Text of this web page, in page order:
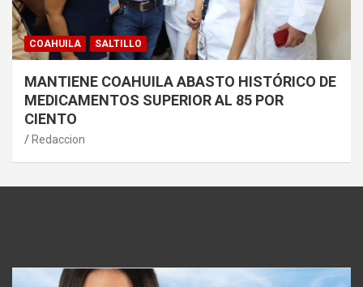
COAHUILA SALTILLO
MANTIENE COAHUILA ABASTO HISTÓRICO DE
MEDICAMENTOS SUPERIOR AL 85 POR
CIENTO
Redaccion